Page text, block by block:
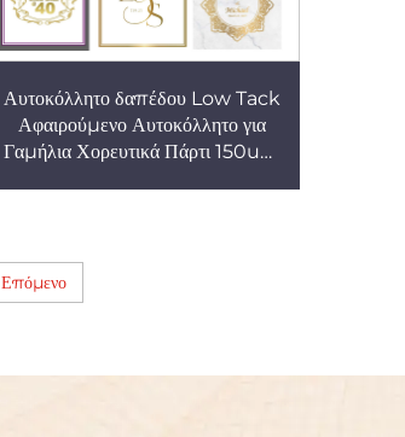
Αυτοκόλλητο δαπέδου Low Tack
Αφαιρούμενο Αυτοκόλλητο για
Γαμήλια Χορευτικά Πάρτι 150um
Επόμενο